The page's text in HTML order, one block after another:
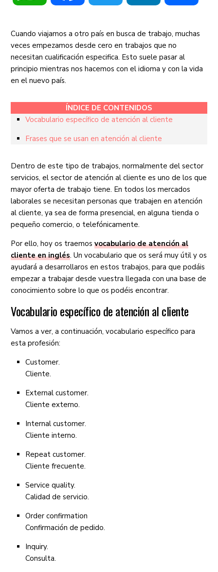
Cuando viajamos a otro país en busca de trabajo, muchas
veces empezamos desde cero en trabajos que no
necesitan cualificación especifica. Esto suele pasar al
principio mientras nos hacemos con el idioma y con la vida
en el nuevo país.
ÍNDICE DE CONTENIDOS
Vocabulario específico de atención al cliente
Frases que se usan en atención al cliente
Dentro de este tipo de trabajos, normalmente del sector
servicios, el sector de atención al cliente es uno de los que
mayor oferta de trabajo tiene. En todos los mercados
laborales se necesitan personas que trabajen en atención
al cliente, ya sea de forma presencial, en alguna tienda o
pequeño comercio, o telefónicamente.
Por ello, hoy os traemosvocabulario de atención al
cliente en inglés. Un vocabulario que os será muy útil y os
ayudará a desarrollaros en estos trabajos, para que podáis
empezar a trabajar desde vuestra llegada con una base de
conocimiento sobre lo que os podéis encontrar.
Vocabulario específico de atención al cliente
Vamos a ver, a continuación, vocabulario específico para
esta profesión:
Customer.
Cliente.
External customer.
Cliente externo.
Internal customer.
Cliente interno.
Repeat customer.
Cliente frecuente.
Service quality.
Calidad de servicio.
Order confirmation
Confirmación de pedido.
Inquiry.
Consulta.